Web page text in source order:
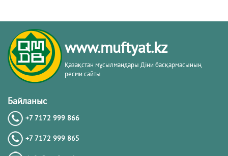
www.muftyat.kz
Қазақстан мұсылмандары Діни басқармасының
ресми сайты
Байланыс
+7 7172 999 866
+7 7172 999 865